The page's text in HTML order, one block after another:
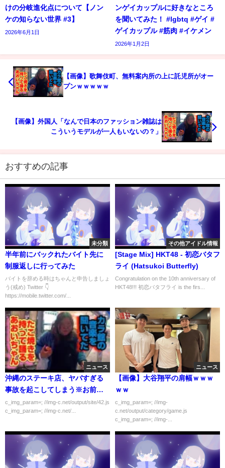
けの分岐進化点について【ノン
ケの知らない世界 #3】
2026年6月1日
ンゲイカップルに好きなところ
を聞いてみた！ #lgbtq #ゲイ #
ゲイカップル #筋肉 #イケメン
2026年1月2日
【画像】歌舞伎町、無料案内所の上に託児所がオー
プンｗｗｗｗｗ
【画像】外国人「なんで日本のファッション雑誌は
こういうモデルが一人もいないの？」
おすすめの記事
未分類
半年前にバックれたバイト先に
制服返しに行ってみた
バイトを辞める時はちゃんと申告しましょ
う(戒め) Twitter 👇
https://mobile.twitter.com/...
その他アイドル情報
[Stage Mix] HKT48 - 初恋バタフ
ライ (Hatsukoi Butterfly)
Congratulation on the 10th anniversary of
HKT48!!! 初恋バタフライ is the firs...
ニュース
沖縄のステーキ店、ヤバすぎる
事故を起こしてしまう※お前ら
の想像の100倍やばい
c_img_param=; //img-c.net/output/site/42.js
c_img_param=; //img-c.net/...
ニュース
【画像】大谷翔平の肩幅ｗｗｗ
ｗｗ
c_img_param=; //img-
c.net/output/category/game.js
c_img_param=; //img-...